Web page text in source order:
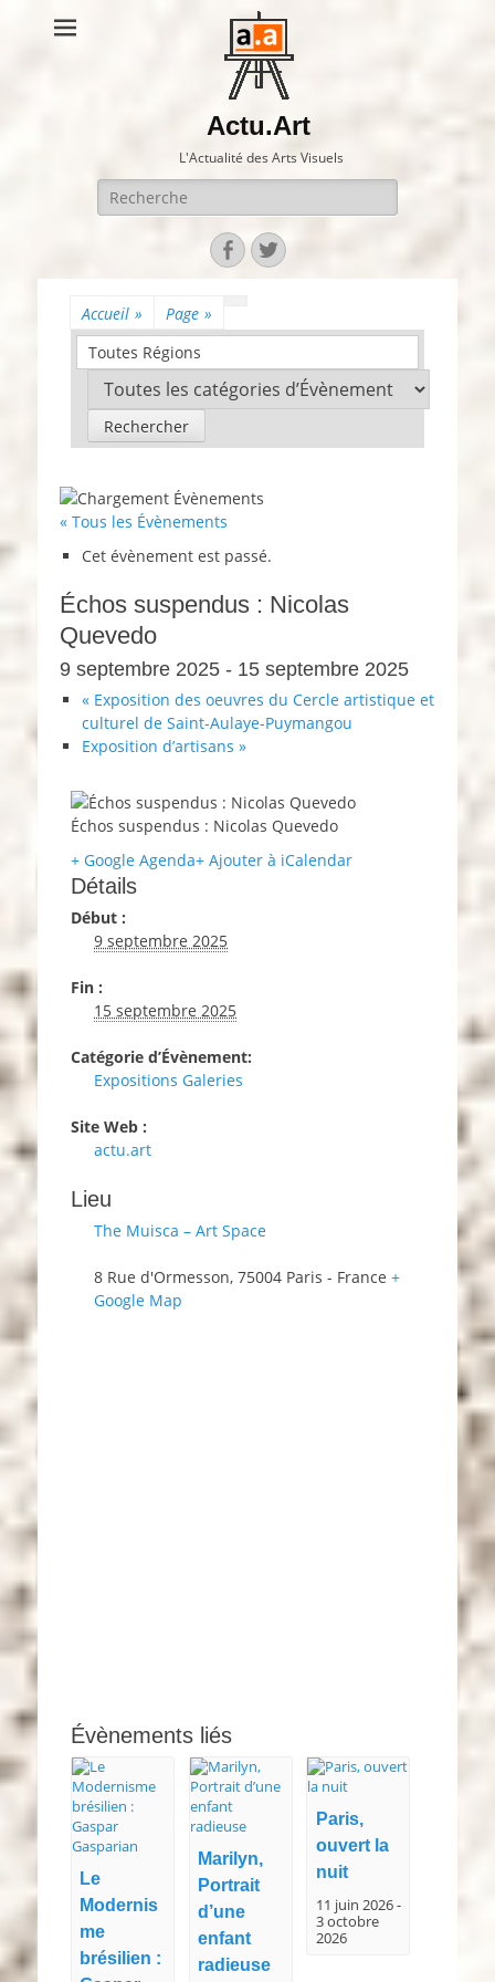
Actu.Art
L'Actualité des Arts Visuels
Recherche
pour:
Facebook
Twitter
Accueil » Page »
Toutes Régions
« Tous les Évènements
Cet évènement est passé.
Échos suspendus : Nicolas
Quevedo
9 septembre 2025 - 15 septembre 2025
« Exposition des oeuvres du Cercle artistique et
culturel de Saint-Aulaye-Puymangou
Exposition d’artisans »
Échos suspendus : Nicolas Quevedo
+ Google Agenda+ Ajouter à iCalendar
Détails
Début :
9 septembre 2025
Fin :
15 septembre 2025
Catégorie d’Évènement:
Expositions Galeries
Site Web :
actu.art
Lieu
The Muisca – Art Space
8 Rue d'Ormesson, 75004 Paris - France +
Google Map
Évènements liés
Le
Modernis
me
brésilien :
Marilyn,
Portrait
d’une
enfant
radieuse
Paris,
ouvert la
nuit
11 juin 2026-
3 octobre
2026